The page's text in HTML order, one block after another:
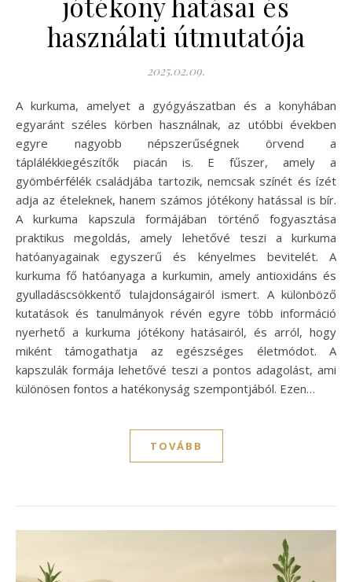
használati útmutatója
2025.02.09.
A kurkuma, amelyet a gyógyászatban és a konyhában
egyaránt széles körben használnak, az utóbbi években
egyre nagyobb népszerűségnek örvend a
táplálékkiegészítők piacán is. E fűszer, amely a
gyömbérfélék családjába tartozik, nemcsak színét és ízét
adja az ételeknek, hanem számos jótékony hatással is bír.
A kurkuma kapszula formájában történő fogyasztása
praktikus megoldás, amely lehetővé teszi a kurkuma
hatóanyagainak egyszerű és kényelmes bevitelét. A
kurkuma fő hatóanyaga a kurkumin, amely antioxidáns és
gyulladáscsökkentő tulajdonságairól ismert. A különböző
kutatások és tanulmányok révén egyre több információ
nyerhető a kurkuma jótékony hatásairól, és arról, hogy
miként támogathatja az egészséges életmódot. A
kapszulák formája lehetővé teszi a pontos adagolást, ami
különösen fontos a hatékonyság szempontjából. Ezen…
TOVÁBB